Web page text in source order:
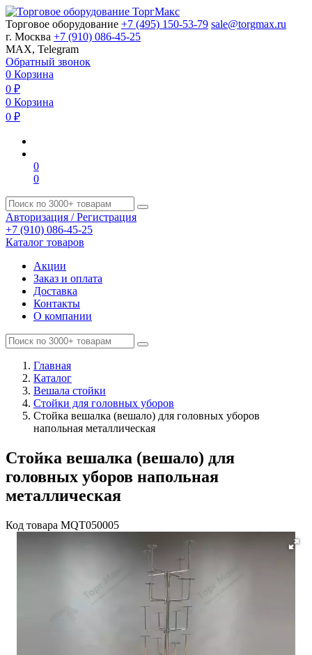
Торговое оборудование +7 (495) 150-53-79 sale@torgmax.ru
г. Москва +7 (910) 086-45-25
MAX, Telegram
Обратный звонок
0 Корзина
0 ₽
0 Корзина
0 ₽
0
0
Авторизация / Регистрация
+7 (910) 086-45-25
Каталог товаров
Акции
Заказ и оплата
Доставка
Контакты
О компании
Главная
Каталог
Вешала стойки
Стойки для головных уборов
Стойка вешалка (вешало) для головных уборов
напольная металлическая
Стойка вешалка (вешало) для
головных уборов напольная
металлическая
Код товара MQT050005